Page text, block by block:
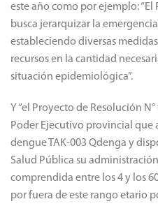
este año como por ejemplo: “El
busca jerarquizar la
estableciendo diversas
recursos en la cantidad
situación epidemiológica”.
Y “el Proyecto de Resolución
Poder Ejecutivo provincial que
dengue TAK-003 Qdenga y
Salud Pública su
comprendida entre los 4 y los
por fuera de este rango etario